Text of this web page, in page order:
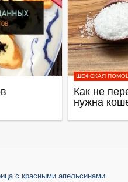
ШЕФСКАЯ
Как не
нужна
с красными апельсинами